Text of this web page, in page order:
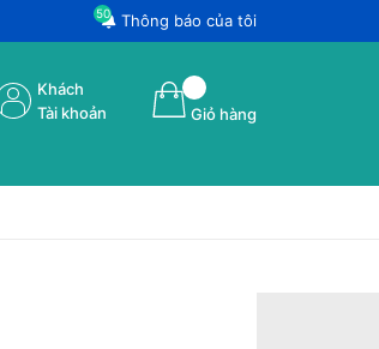
Thông báo của tôi
50
Giỏ hàng
Khách
Tài khoản